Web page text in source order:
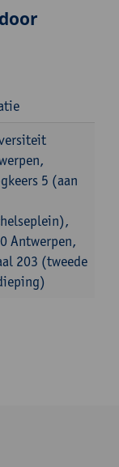
5 (aan
Antwerpen,
203 (tweede